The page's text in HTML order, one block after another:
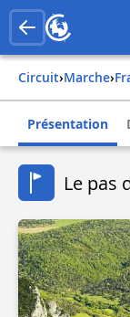
Circuit› Marche›
Présentation
Le pas